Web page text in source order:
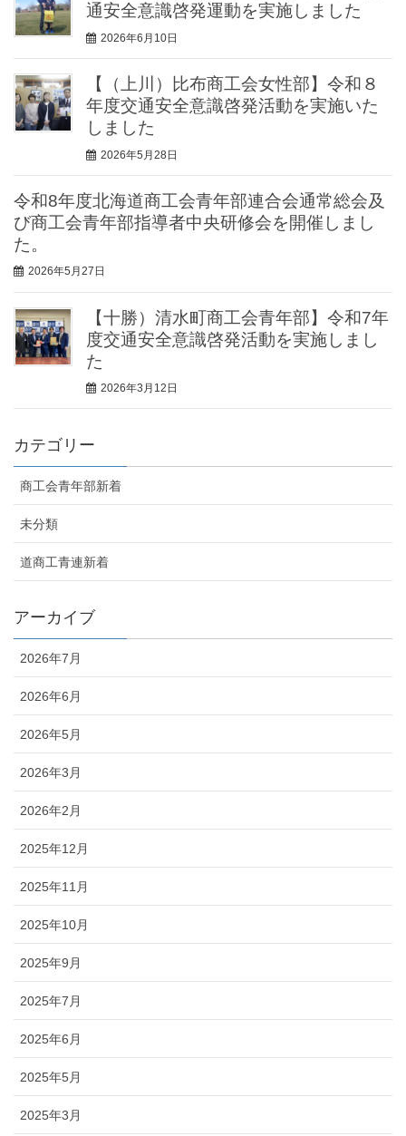
通安全意識啓発運動を実施しました
2026年6月10日
【（上川）比布商工会女性部】令和８
年度交通安全意識啓発活動を実施いた
しました
2026年5月28日
令和8年度北海道商工会青年部連合会通常総会及
び商工会青年部指導者中央研修会を開催しまし
た。
2026年5月27日
【十勝）清水町商工会青年部】令和7年
度交通安全意識啓発活動を実施しまし
た
2026年3月12日
カテゴリー
商工会青年部新着
未分類
道商工青連新着
アーカイブ
2026年7月
2026年6月
2026年5月
2026年3月
2026年2月
2025年12月
2025年11月
2025年10月
2025年9月
2025年7月
2025年6月
2025年5月
2025年3月